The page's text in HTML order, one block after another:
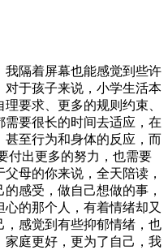
隔着屏幕也能感觉到些许
于孩子来说，小学生活本
要求、更多的规则约束、
要很长的时间去适应，在
至行为和身体的反应，而
付出更多的努力，也需要
母的你来说，全天陪读，
感受，做自己想做的事，
的那个人，有着情绪却又
感觉到有些抑郁情绪，也
家庭更好，更为了自己，我